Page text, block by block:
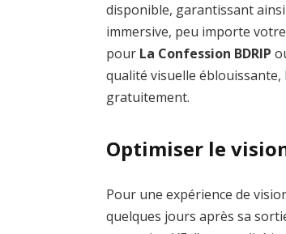
disponible, garantissant
immersive, peu importe
pour La Confession BDRIP
qualité visuelle éblouissante,
gratuitement.
Optimiser le
Pour une expérience de
quelques jours après sa